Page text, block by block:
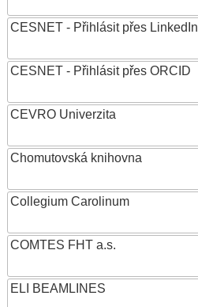
CESNET - Přihlásit přes LinkedIn
CESNET - Přihlásit přes ORCID
CEVRO Univerzita
Chomutovská knihovna
Collegium Carolinum
COMTES FHT a.s.
ELI BEAMLINES